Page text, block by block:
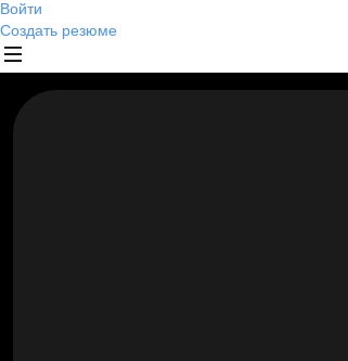
Войти
Создать резюме